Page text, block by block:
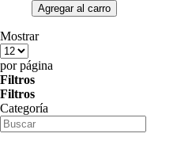
Agregar al carro
Mostrar
por página
Filtros
Filtros
Categoría